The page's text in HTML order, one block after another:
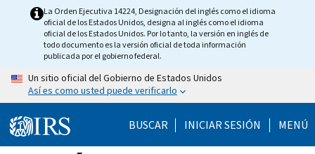
La Orden Ejecutiva 14224, Designación del inglés como el idioma
oficial de los Estados Unidos, designa al inglés como el idioma
oficial de los Estados Unidos. Por lo tanto, la versión en inglés de
todo documento es la versión oficial de toda información
publicada por el gobierno federal.
Un sitio oficial del Gobierno de Estados Unidos
Así es como usted puede verificarlo
BUSCAR INICIAR SESIÓN MENÚ